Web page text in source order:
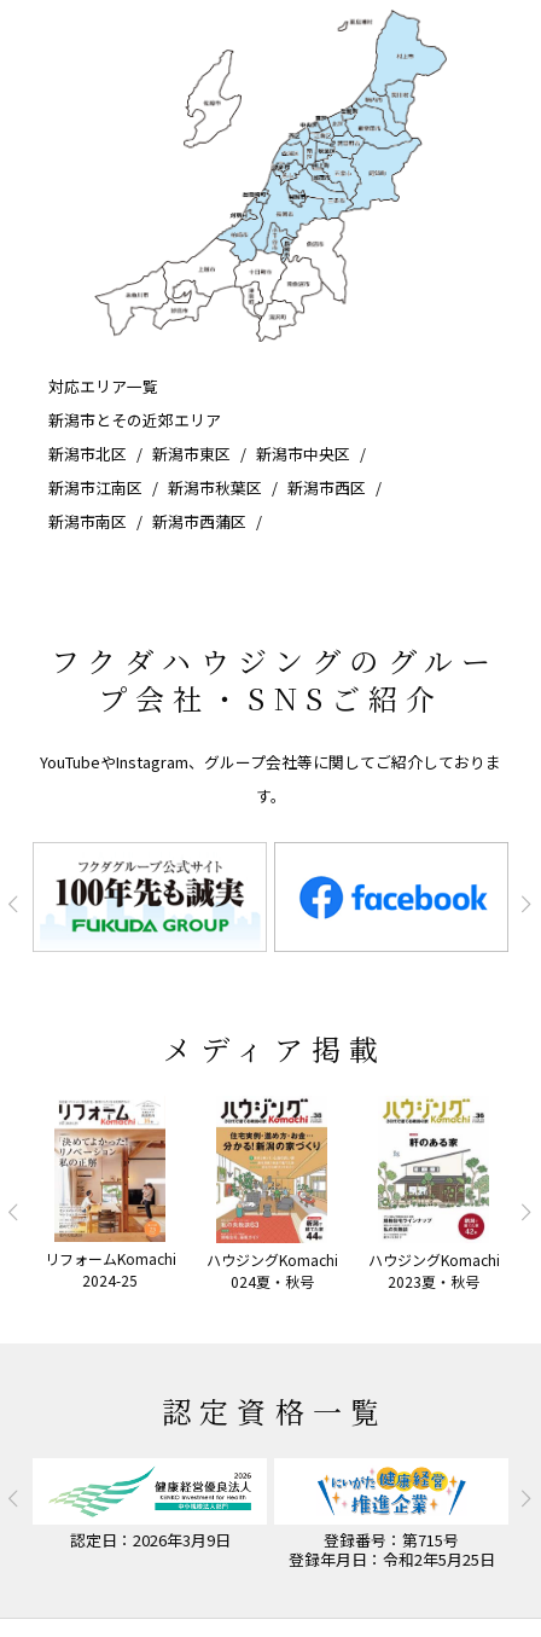
対応エリア一覧
新潟市とその近郊エリア
新潟市北区
新潟市東区
新潟市中央区
新潟市江南区
新潟市秋葉区
新潟市西区
新潟市南区
新潟市西蒲区
フクダハウジングのグルー
プ会社・SNSご紹介
YouTubeやInstagram、グループ会社等に関してご紹介しておりま
す。
メディア掲載
リフォームKomachi
2024-25
ハウジングKomachi
024夏・秋号
ハウジングKomachi
2023夏・秋号
認定資格一覧
認定日：2026年3月9日
登録番号：第715号
登録年月日：令和2年5月25日